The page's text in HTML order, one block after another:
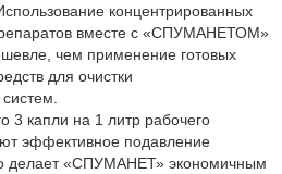
концентрированных
вместе с «СПУМАНЕТОМ»
чем применение готовых
для очистки
3 капли на 1 литр рабочего
эффективное подавление
делает «СПУМАНЕТ» экономичным